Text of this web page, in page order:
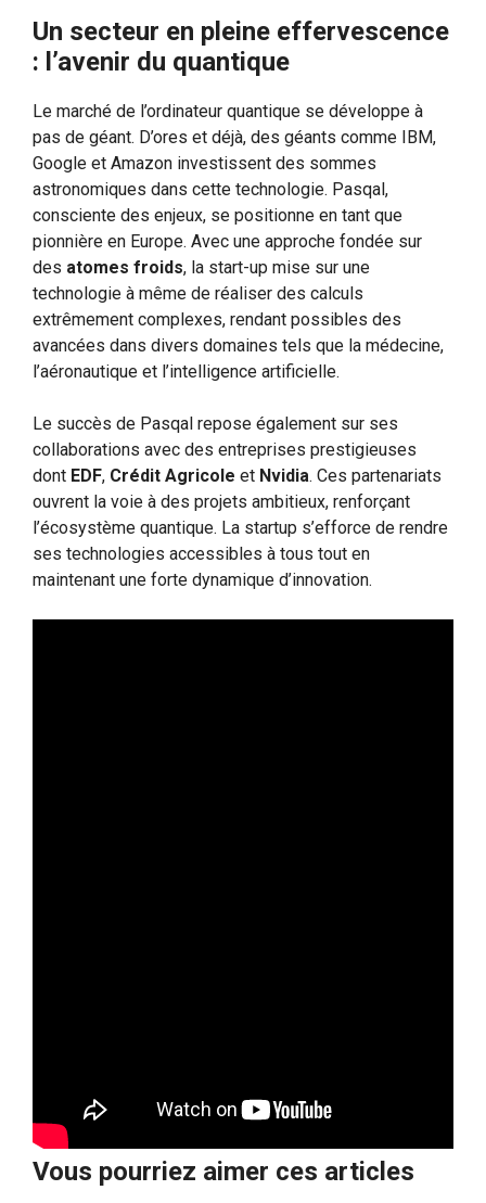
Un secteur en pleine effervescence
: l’avenir du quantique
Le marché de l’ordinateur quantique se développe à
pas de géant. D’ores et déjà, des géants comme IBM,
Google et Amazon investissent des sommes
astronomiques dans cette technologie. Pasqal,
consciente des enjeux, se positionne en tant que
pionnière en Europe. Avec une approche fondée sur
des atomes froids, la start-up mise sur une
technologie à même de réaliser des calculs
extrêmement complexes, rendant possibles des
avancées dans divers domaines tels que la médecine,
l’aéronautique et l’intelligence artificielle.
Le succès de Pasqal repose également sur ses
collaborations avec des entreprises prestigieuses
dont EDF, Crédit Agricole et Nvidia. Ces partenariats
ouvrent la voie à des projets ambitieux, renforçant
l’écosystème quantique. La startup s’efforce de rendre
ses technologies accessibles à tous tout en
maintenant une forte dynamique d’innovation.
Vous pourriez aimer ces articles